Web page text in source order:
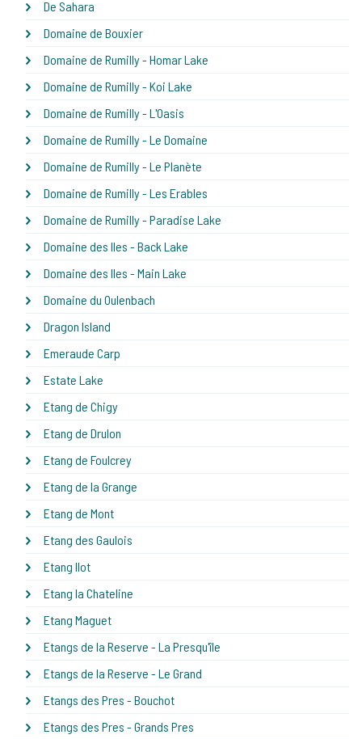
De Sahara
Domaine de Bouxier
Domaine de Rumilly - Homar Lake
Domaine de Rumilly - Koi Lake
Domaine de Rumilly - L'Oasis
Domaine de Rumilly - Le Domaine
Domaine de Rumilly - Le Planète
Domaine de Rumilly - Les Erables
Domaine de Rumilly - Paradise Lake
Domaine des Iles - Back Lake
Domaine des Iles - Main Lake
Domaine du Oulenbach
Dragon Island
Emeraude Carp
Estate Lake
Etang de Chigy
Etang de Drulon
Etang de Foulcrey
Etang de la Grange
Etang de Mont
Etang des Gaulois
Etang Ilot
Etang la Chateline
Etang Maguet
Etangs de la Reserve - La Presqu'île
Etangs de la Reserve - Le Grand
Etangs des Pres - Bouchot
Etangs des Pres - Grands Pres